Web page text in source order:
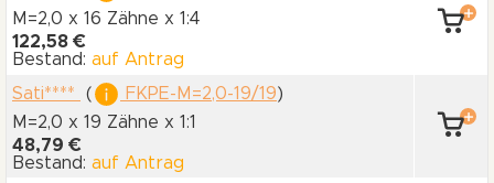
M=2,0 x 16 Zähne x 1:4
122,58 €
Bestand: auf Antrag
Sati****
( FKPE-M=2,0-19/19)
M=2,0 x 19 Zähne x 1:1
48,79 €
Bestand: auf Antrag